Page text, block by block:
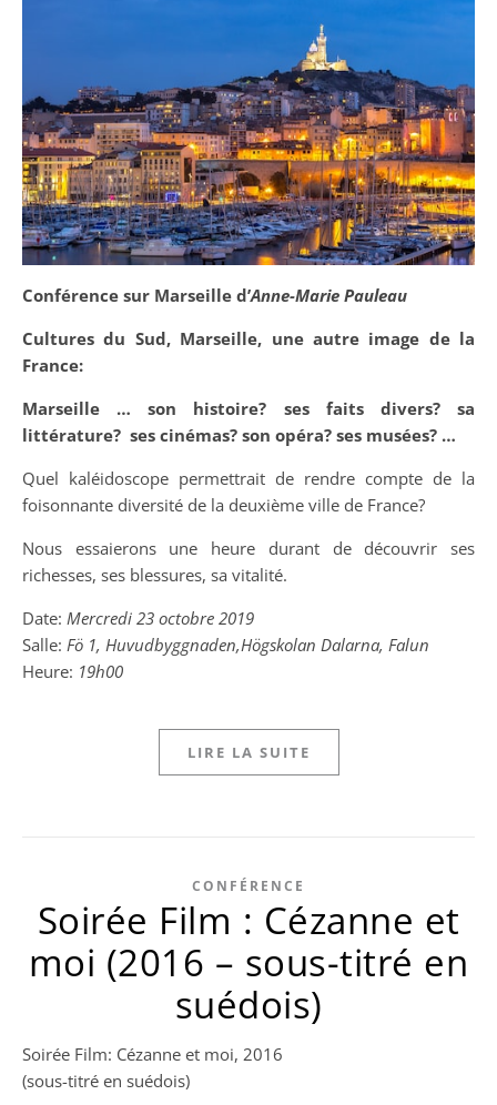
Conférence sur Marseille d’Anne-Marie Pauleau
Cultures du Sud, Marseille, une autre image de la
France:
Marseille … son histoire? ses faits divers? sa
littérature? ses cinémas? son opéra? ses musées? …
Quel kaléidoscope permettrait de rendre compte de la
foisonnante diversité de la deuxième ville de France?
Nous essaierons une heure durant de découvrir ses
richesses, ses blessures, sa vitalité.
Date: Mercredi 23 octobre 2019
Salle: Fö 1, Huvudbyggnaden,Högskolan Dalarna, Falun
Heure: 19h00
LIRE LA SUITE
CONFÉRENCE
Soirée Film : Cézanne et
moi (2016 – sous-titré en
suédois)
Soirée Film: Cézanne et moi, 2016
(sous-titré en suédois)